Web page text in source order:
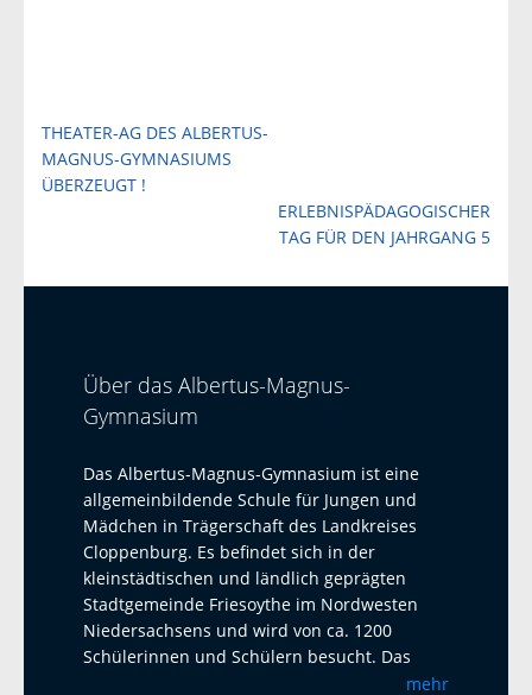
Beitragsnavigation
THEATER-AG DES ALBERTUS-
MAGNUS-GYMNASIUMS
ÜBERZEUGT !
ERLEBNISPÄDAGOGISCHER
TAG FÜR DEN JAHRGANG 5
Über das Albertus-Magnus-
Gymnasium
Das Albertus-Magnus-Gymnasium ist eine
allgemeinbildende Schule für Jungen und
Mädchen in Trägerschaft des Landkreises
Cloppenburg. Es befindet sich in der
kleinstädtischen und ländlich geprägten
Stadtgemeinde Friesoythe im Nordwesten
Niedersachsens und wird von ca. 1200
Schülerinnen und Schülern besucht. Das
Albertus-Magnus-Gymnasium ist eine offene
mehr